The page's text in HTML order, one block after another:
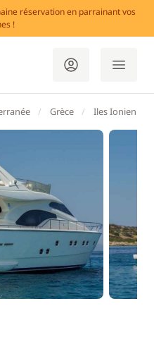
réservation en parrainant vos
!
Grèce Iles Ioniennes